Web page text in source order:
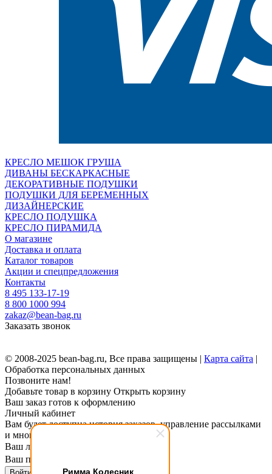
Римма Колесник
КРЕСЛО МЕШОК ГРУША
ДИВАНЫ БЕСКАРКАСНЫЕ
ДЕКОРАТИВНЫЕ ПОДУШКИ
ПОДУШКИ ДЛЯ БЕРЕМЕННЫХ
ДИЗАЙНЕРСКИЕ
КРЕСЛО ПОДУШКА
КРЕСЛО ПИРАМИДА
О магазине
Доставка и оплата
Каталог товаров
Акции и спецпредложения
Контакты
8 495 133-17-19
8 800 1000 994
zakaz@bean-bag.ru
Заказать звонок
© 2008-2025 bean-bag.ru, Все права защищены | Карта сайта |
Обработка персональных данных
Позвоните нам!
Добавьте товар в корзину Открыть корзину
Ваш заказ готов к оформлению
Личный кабинет
Вам будет доступна история заказов, управление рассылками
и многое другое.
Ваш логин
Ваш пароль